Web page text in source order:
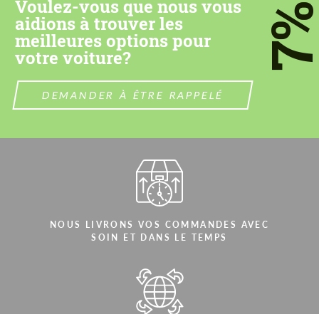
Voulez-vous que nous vous
aidions à trouver les
meilleures options pour
votre voiture?
DEMANDER À ÊTRE RAPPELÉ
NOUS LIVRONS VOS COMMANDES AVEC
SOIN ET DANS LE TEMPS
CONTACTEZ-MOI
Nous parlons votre langue
CONTACTEZ-MOI
Nous parlons votre langue